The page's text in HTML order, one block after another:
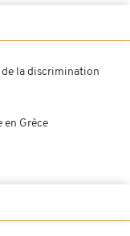
de la discrimination
en Grèce